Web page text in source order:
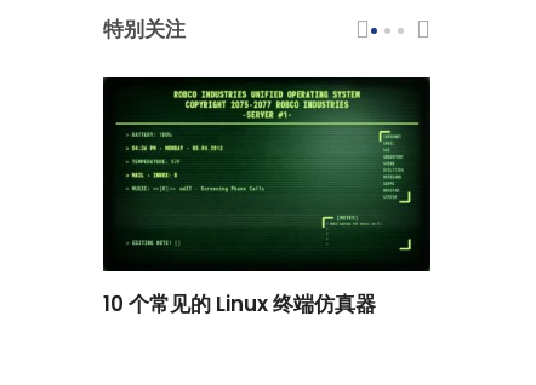
特别关注
10 个常见的 Linux 终端仿真器